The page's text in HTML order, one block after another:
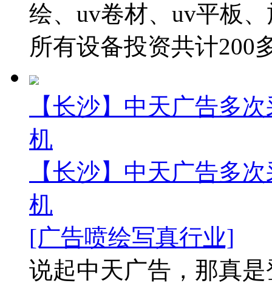
绘、uv卷材、uv平板
所有设备投资共计200
【长沙】中天广告多
机
【长沙】中天广告多
机
[广告喷绘写真行业]
说起中天广告，那真